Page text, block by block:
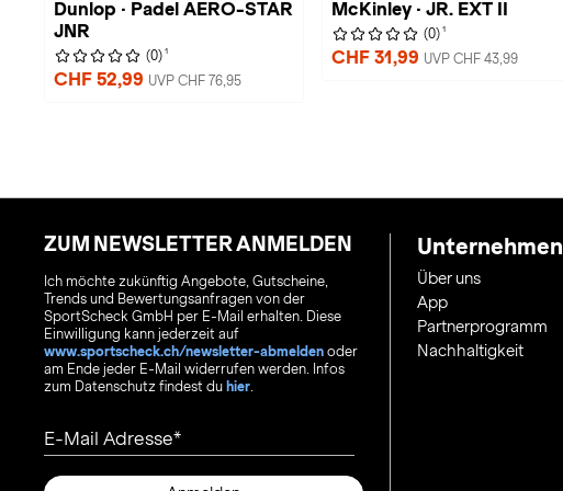
Dunlop · Padel AERO-STAR
JNR
(0) 1
CHF 52,99 UVP CHF 76,95
McKinley · JR. EXT II
(0) 1
CHF 31,99 UVP CHF 43,99
ZUM NEWSLETTER ANMELDEN
Ich möchte zukünftig Angebote, Gutscheine,
Trends und Bewertungsanfragen von der
SportScheck GmbH per E-Mail erhalten. Diese
Einwilligung kann jederzeit auf
www.sportscheck.ch/newsletter-abmelden oder
am Ende jeder E-Mail widerrufen werden. Infos
zum Datenschutz findest du hier
E-Mail Adresse
Unternehmen
Über uns
App
Partnerprogramm
Nachhaltigkeit